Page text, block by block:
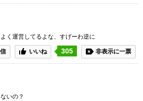
く運営してるよな、すげーわ逆に
いいね 305 非表示に一票
いの？